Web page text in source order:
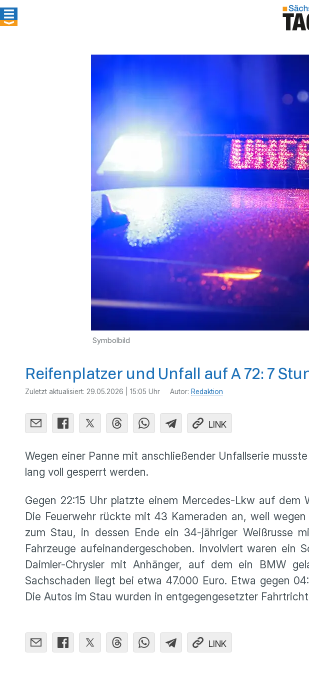
Symbolbild
Reifenplatzer und Unfall auf A 72: 7
Zuletzt aktualisiert: 29.05.2026 | 15:05 Uhr Autor: Redaktion
LINK
Wegen einer Panne mit anschließender Unfallserie
lang voll gesperrt werden.
Gegen 22:15 Uhr platzte einem Mercedes-Lkw auf
Die Feuerwehr rückte mit 43 Kameraden an, weil
zum Stau, in dessen Ende ein 34-jähriger Weißrusse
Fahrzeuge aufeinandergeschoben. Involviert waren ein
Daimler-Chrysler mit Anhänger, auf dem ein BMW
Sachschaden liegt bei etwa 47.000 Euro. Etwa gegen
Die Autos im Stau wurden in entgegengesetzter
LINK